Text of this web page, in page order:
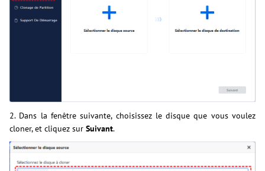
2. Dans la fenêtre suivante, choisissez le disque que vous voulez
cloner, et cliquez sur Suivant.